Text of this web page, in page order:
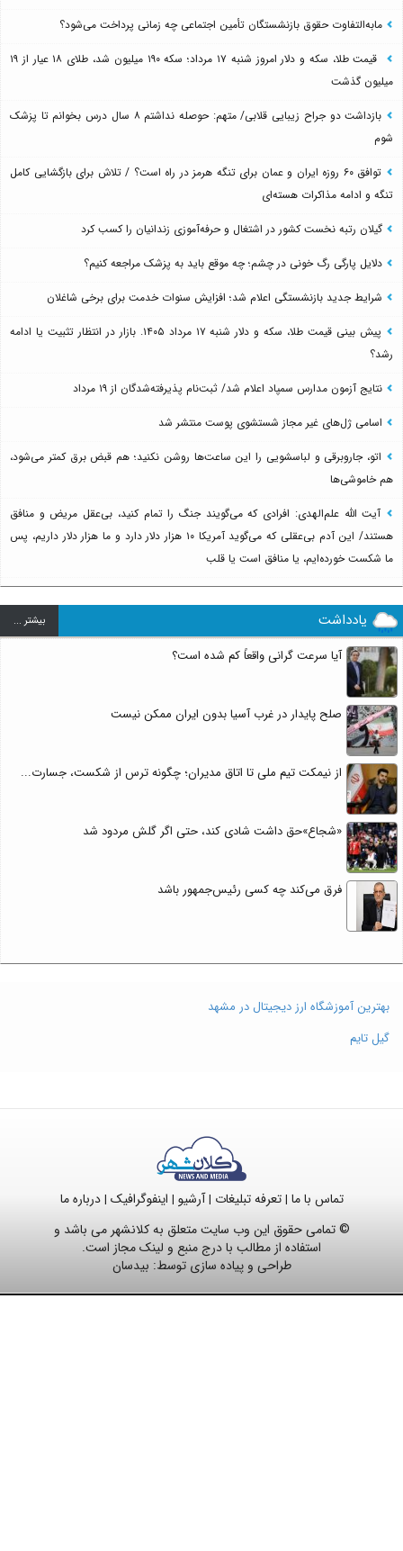
مابه‌التفاوت حقوق بازنشستگان تأمین اجتماعی چه زمانی پرداخت می‌شود؟
قیمت طلا، سکه و دلار امروز شنبه ۱۷ مرداد؛ سکه ۱۹۰ میلیون شد، طلای ۱۸ عیار از ۱۹
میلیون گذشت
بازداشت دو جراح زیبایی قلابی/ متهم: حوصله نداشتم ۸ سال درس بخوانم تا پزشک
شوم
توافق ۶۰ روزه ایران و عمان برای تنگه هرمز در راه است؟ / تلاش برای بازگشایی کامل
تنگه و ادامه مذاکرات هسته‌ای
گیلان رتبه نخست کشور در اشتغال و حرفه‌آموزی زندانیان را کسب کرد
دلایل پارگی رگ خونی در چشم؛ چه موقع باید به پزشک مراجعه کنیم؟
شرایط جدید بازنشستگی اعلام شد؛ افزایش سنوات خدمت برای برخی شاغلان
پیش بینی قیمت طلا، سکه و دلار شنبه ۱۷ مرداد ۱۴۰۵. بازار در انتظار تثبیت یا ادامه
رشد؟
نتایج آزمون مدارس سمپاد اعلام شد/ ثبت‌نام پذیرفته‌شدگان از ۱۹ مرداد
اسامی ژل‌های غیر مجاز شستشوی پوست منتشر شد
اتو، جاروبرقی و لباسشویی را این ساعت‌ها روشن نکنید؛ هم قبض برق کمتر می‌شود،
هم خاموشی‌ها
آیت الله علم‌الهدی: افرادی که می‌گویند جنگ را تمام کنید، بی‌عقل مریض و منافق
هستند/ این آدم بی‌عقلی که می‌گوید آمریکا ۱۰ هزار دلار دارد و ما هزار دلار داریم، پس
ما شکست خورده‌ایم، یا منافق است یا قلب
یادداشت بيشتر ...
آیا سرعت گرانی واقعاً کم شده است؟
صلح پایدار در غرب آسیا بدون ایران ممکن نیست
از نیمکت تیم ملی تا اتاق مدیران؛ چگونه ترس از شکست، جسارت...
«شجاع»حق داشت شادی کند، حتی اگر گلش مردود شد
فرق می‌کند چه کسی رئیس‌جمهور باشد
بهترین آموزشگاه ارز دیجیتال در مشهد
گیل تایم
تماس با ما |تعرفه تبلیغات |آرشیو | اینفوگرافیک |درباره ما
© تمامی حقوق این وب سایت متعلق به کلانشهر می باشد و
استفاده از مطالب با درج منبع و لینک مجاز است.
طراحی و پیاده سازی توسط: بیدسان